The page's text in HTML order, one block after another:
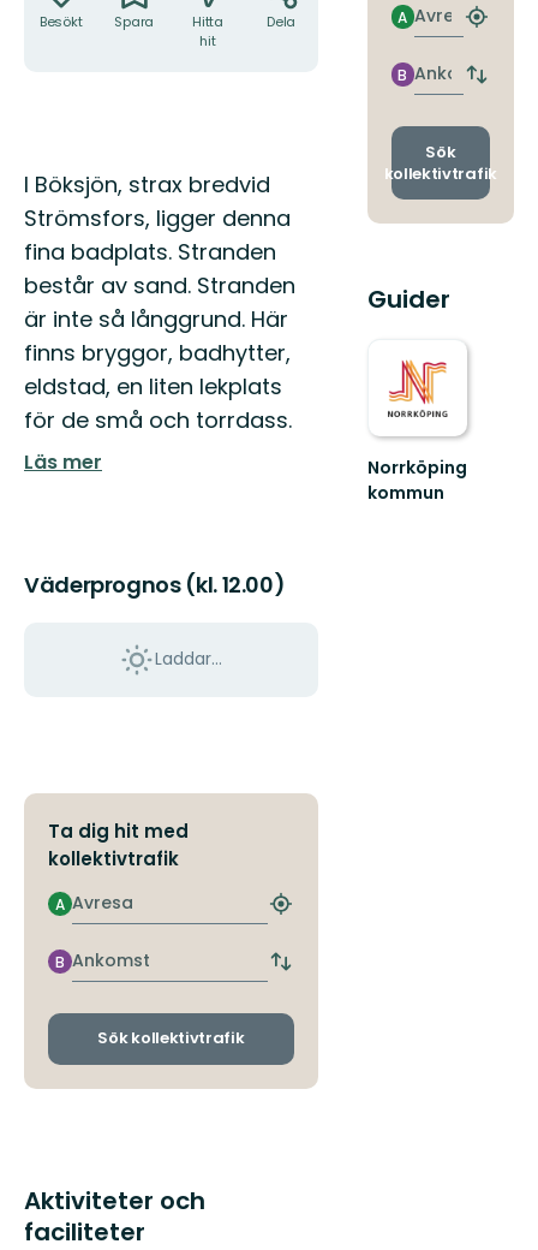
Besökt Spara
Hitta
hit
Dela
Beskrivning
I Böksjön, strax bredvid
Strömsfors, ligger denna
fina badplats. Stranden
består av sand. Stranden
är inte så långgrund. Här
finns bryggor, badhytter,
eldstad, en liten lekplats
för de små och torrdass.
Läs mer
Väderprognos (kl. 12.00)
Laddar...
Ta dig hit med
kollektivtrafik
Avresa
A
Hitta
hållplats
Ankomst
B
Byt
och
Sök kollektivtrafik
Aktiviteter och
faciliteter
Avresa
A
Hitta
Ankomst
B
Byt
och
Sök
kollektivtrafik
Guider
Norrköping
kommun